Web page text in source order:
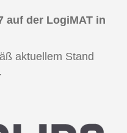
auf der LogiMAT in
aktuellem Stand